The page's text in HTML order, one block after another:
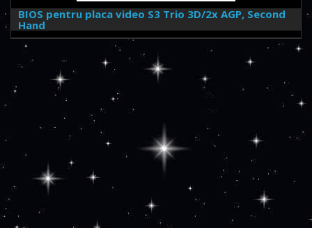
BIOS pentru placa video S3 Trio 3D/2x AGP, Second
Hand